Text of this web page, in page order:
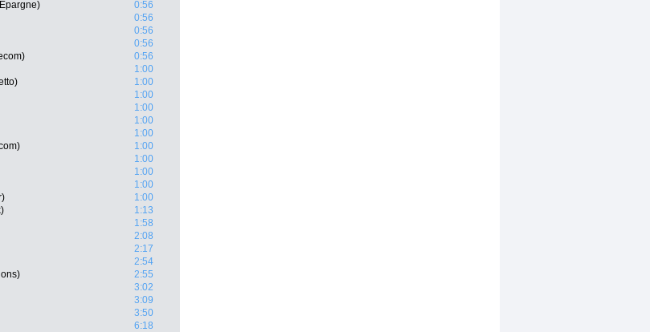
0:56
0:56
0:56
0:56
0:56
1:00
1:00
1:00
1:00
1:00
1:00
1:00
1:00
1:00
1:00
1:00
1:13
1:58
2:08
2:17
2:54
2:55
3:02
3:09
3:50
6:18